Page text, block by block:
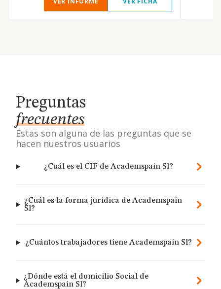
Preguntas
frecuentes
Estas son alguna de las preguntas que se
hacen nuestros usuarios
¿Cuál es el CIF de Academspain Sl?
¿Cuál es la forma jurídica de Academspain
Sl?
¿Cuántos trabajadores tiene Academspain Sl?
¿Dónde está el domicilio Social de
Academspain Sl?